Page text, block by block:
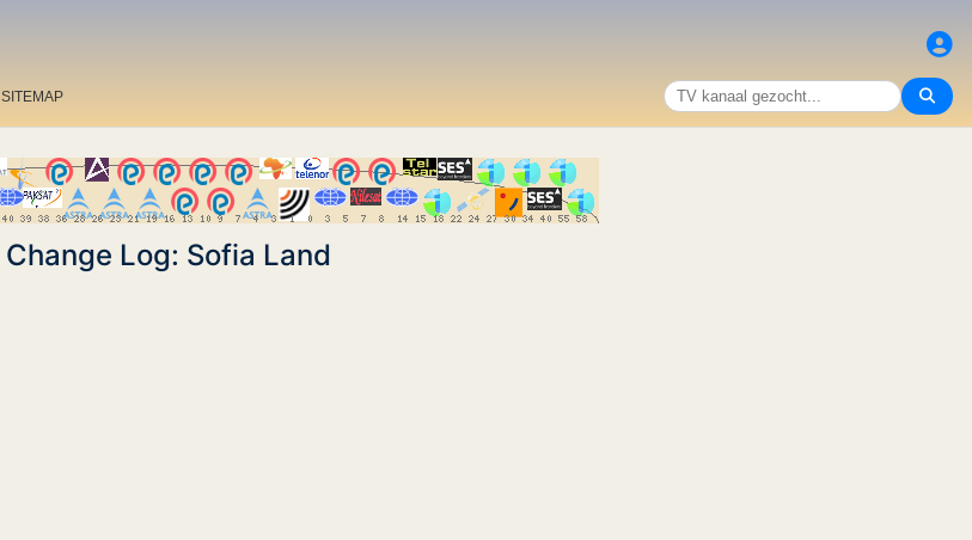
SITEMAP
Change Log: Sofia Land